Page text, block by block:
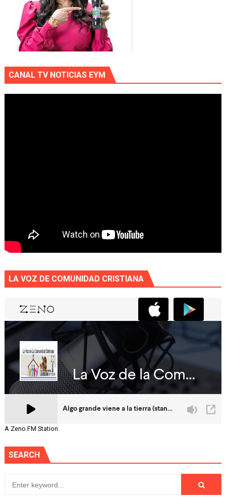
CANAL TV NOTICIAS EYM
LA VOZ DE COMUNIDAD CRISTIANA
A Zeno.FM Station
SEARCH